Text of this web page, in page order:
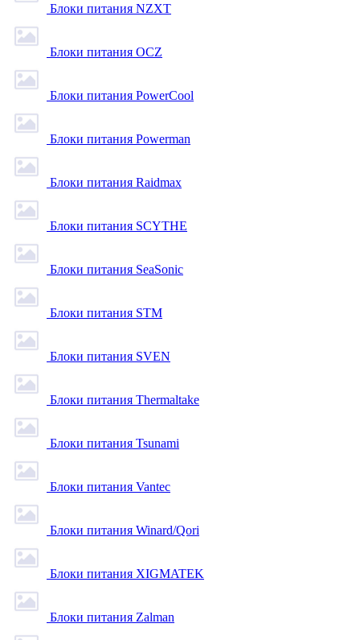
Блоки питания NZXT
Блоки питания OCZ
Блоки питания PowerCool
Блоки питания Powerman
Блоки питания Raidmax
Блоки питания SCYTHE
Блоки питания SeaSonic
Блоки питания STM
Блоки питания SVEN
Блоки питания Thermaltake
Блоки питания Tsunami
Блоки питания Vantec
Блоки питания Winard/Qori
Блоки питания XIGMATEK
Блоки питания Zalman